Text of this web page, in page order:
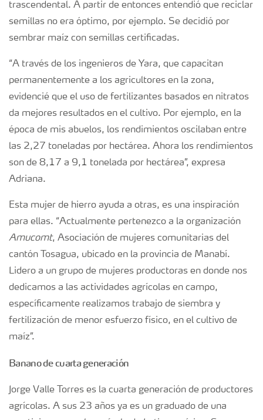
trascendental. A partir de entonces entendió que reciclar
semillas no era óptimo, por ejemplo. Se decidió por
sembrar maíz con semillas certificadas.
“A través de los ingenieros de Yara, que capacitan
permanentemente a los agricultores en la zona,
evidencié que el uso de fertilizantes basados en nitratos
da mejores resultados en el cultivo. Por ejemplo, en la
época de mis abuelos, los rendimientos oscilaban entre
las 2,27 toneladas por hectárea. Ahora los rendimientos
son de 8,17 a 9,1 tonelada por hectárea”, expresa
Adriana.
Esta mujer de hierro ayuda a otras, es una inspiración
para ellas. “Actualmente pertenezco a la organización
Amucomt, Asociación de mujeres comunitarias del
cantón Tosagua, ubicado en la provincia de Manabí.
Lidero a un grupo de mujeres productoras en donde nos
dedicamos a las actividades agrícolas en campo,
específicamente realizamos trabajo de siembra y
fertilización de menor esfuerzo físico, en el cultivo de
maíz”.
Banano de cuarta generación
Jorge Valle Torres es la cuarta generación de productores
agrícolas. A sus 23 años ya es un graduado de una